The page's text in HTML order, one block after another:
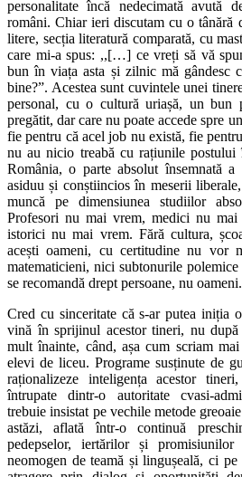
personalitate încă nedecimată avută
români. Chiar ieri discutam cu o tânără
litere, secția literatură comparată, cu
care mi-a spus: ,,[…] ce vreți să vă
bun în viața asta și zilnic mă gândesc
bine?”. Acestea sunt cuvintele unei
personal, cu o cultură uriașă, un bun
pregătit, dar care nu poate accede spre
fie pentru că acel job nu există, fie
nu au nicio treabă cu rațiunile
România, o parte absolut însemnată a
asiduu și conștiincios în meserii
muncă pe dimensiunea studiilor
Profesori nu mai vrem, medici nu
istorici nu mai vrem. Fără cultura,
acești oameni, cu certitudine nu vor
matematicieni, nici subtonurile
se recomandă drept persoane, nu oameni.
Cred cu sinceritate că s-ar putea iniția
vină în sprijinul acestor tineri, nu
mult înainte, când, așa cum scriam
elevi de liceu. Programe susținute de
raționalizeze inteligența acestor
întrupate dintr-o autoritate cvasi-
trebuie insistat pe vechile metode
astăzi, aflată într-o continuă
pedepselor, iertărilor și promisiunilor
neomogen de teamă și lingușeală, ci